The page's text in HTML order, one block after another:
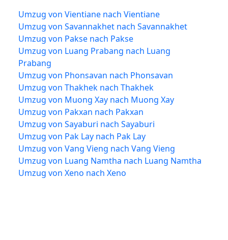
Umzug von Vientiane nach Vientiane
Umzug von Savannakhet nach Savannakhet
Umzug von Pakse nach Pakse
Umzug von Luang Prabang nach Luang
Prabang
Umzug von Phonsavan nach Phonsavan
Umzug von Thakhek nach Thakhek
Umzug von Muong Xay nach Muong Xay
Umzug von Pakxan nach Pakxan
Umzug von Sayaburi nach Sayaburi
Umzug von Pak Lay nach Pak Lay
Umzug von Vang Vieng nach Vang Vieng
Umzug von Luang Namtha nach Luang Namtha
Umzug von Xeno nach Xeno